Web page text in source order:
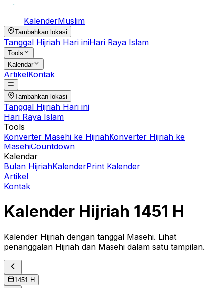
KalenderMuslim
Tambahkan lokasi
Tanggal Hijriah Hari iniHari Raya Islam
Tools
Kalendar
ArtikelKontak
Tambahkan lokasi
Tanggal Hijriah Hari ini
Hari Raya Islam
Tools
Konverter Masehi ke HijriahKonverter Hijriah ke
MasehiCountdown
Kalendar
Bulan HijriahKalenderPrint Kalender
Artikel
Kontak
Kalender Hijriah 1451 H
Kalender Hijriah dengan tanggal Masehi. Lihat
penanggalan Hijriah dan Masehi dalam satu tampilan.
1451 H